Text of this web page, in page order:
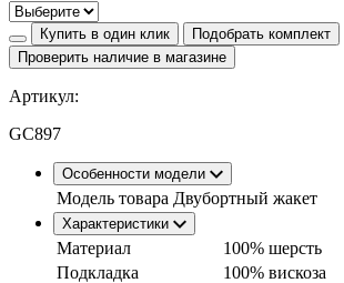
Купить в один клик
Подобрать комплект
Проверить наличие в магазине
Артикул:
GC897
Особенности модели
Модель товара Двубортный жакет
Характеристики
Материал
100% шерсть
Подкладка
100% вискоза